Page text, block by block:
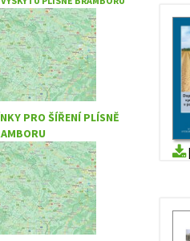
PRO ŠÍŘENÍ PLÍSNĚ